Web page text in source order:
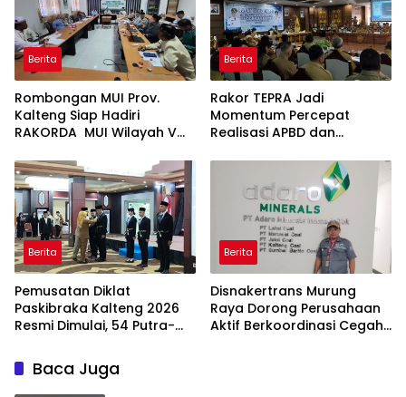
Berita
Rombongan MUI Prov.
Kalteng Siap Hadiri
RAKORDA MUI Wilayah V
Pontianak
Berita
Rakor TEPRA Jadi
Momentum Percepat
Realisasi APBD dan
Berita
Pemusatan Diklat
Paskibraka Kalteng 2026
Resmi Dimulai, 54 Putra-
Berita
Disnakertrans Murung
Raya Dorong Perusahaan
Aktif Berkoordinasi Cegah
Baca Juga